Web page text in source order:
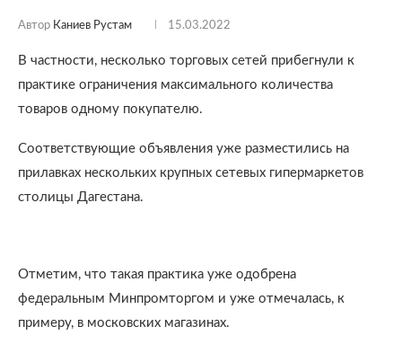
Автор Каниев Рустам 15.03.2022
В частности, несколько торговых сетей прибегнули к
практике ограничения максимального количества
товаров одному покупателю.
Соответствующие объявления уже разместились на
прилавках нескольких крупных сетевых гипермаркетов
столицы Дагестана.
Отметим, что такая практика уже одобрена
федеральным Минпромторгом и уже отмечалась, к
примеру, в московских магазинах.